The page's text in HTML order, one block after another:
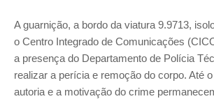
A guarnição, a bordo da viatura 9.9713,
o Centro Integrado de Comunicações
a presença do Departamento de Polícia
realizar a perícia e remoção do corpo. Até
autoria e a motivação do crime